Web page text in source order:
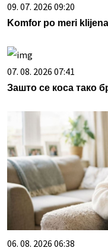
09. 07. 2026 09:20
Komfor po meri
07. 08. 2026 07:41
Зашто се коса тако
06. 08. 2026 06:38